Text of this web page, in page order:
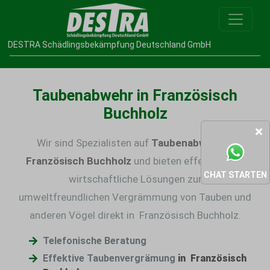
CHAT STARTEN
DESTRA Schädlingsbekämpfung Deutschland GmbH
Taubenabwehr in Französisch
Buchholz
Wir sind Spezialisten auf Taubenabwehr in
Französisch Buchholz und bieten effektive und
wirtschaftliche Lösungen zur
umweltfreundlichen Vergrämmung von Tauben und
anderen Vögel direkt in Französisch Buchholz.
Telefonische Beratung
Effektive Taubenvergrämung in Französisch